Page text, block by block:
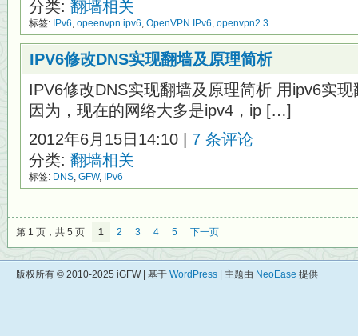
分类: 翻墙相关
标签: IPv6, opeenvpn ipv6, OpenVPN IPv6, openvpn2.3
IPV6修改DNS实现翻墙及原理简析
IPV6修改DNS实现翻墙及原理简析 用ipv6实
因为，现在的网络大多是ipv4，ip […]
2012年6月15日14:10 | 7 条评论
分类: 翻墙相关
标签: DNS, GFW, IPv6
第 1 页，共 5 页 1 2 3 4 5 下一页
版权所有 © 2010-2025 iGFW | 基于 WordPress | 主题由 NeoEase 提供